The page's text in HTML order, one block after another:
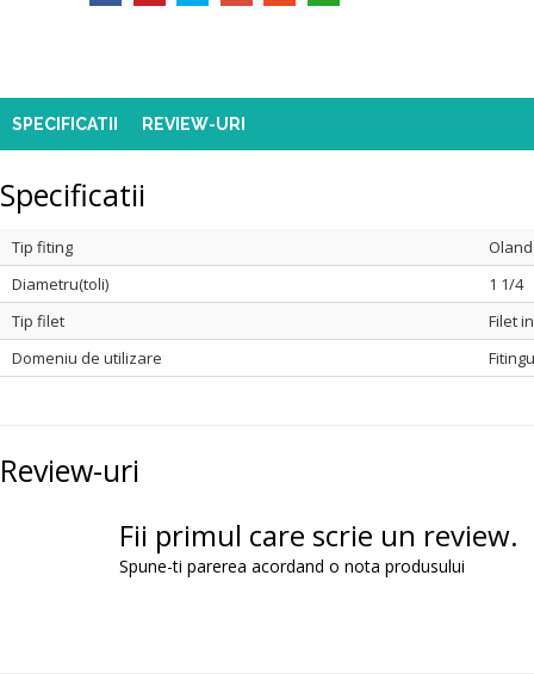
SPECIFICATII REVIEW-URI
Specificatii
Tip fiting
Diametru(toli)
1 1/4
Tip filet
Filet
Domeniu de utilizare
Review-uri
Fii primul care scrie un review.
Spune-ti parerea acordand o nota produsului